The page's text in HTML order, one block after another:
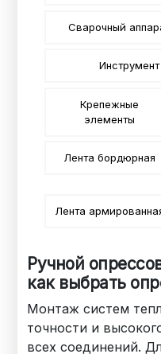
Сварочный
Крепежные
элементы
Лента бордюрная
Лента
Ручной
как выбрать
Монтаж систем
точности и
всех соединений.